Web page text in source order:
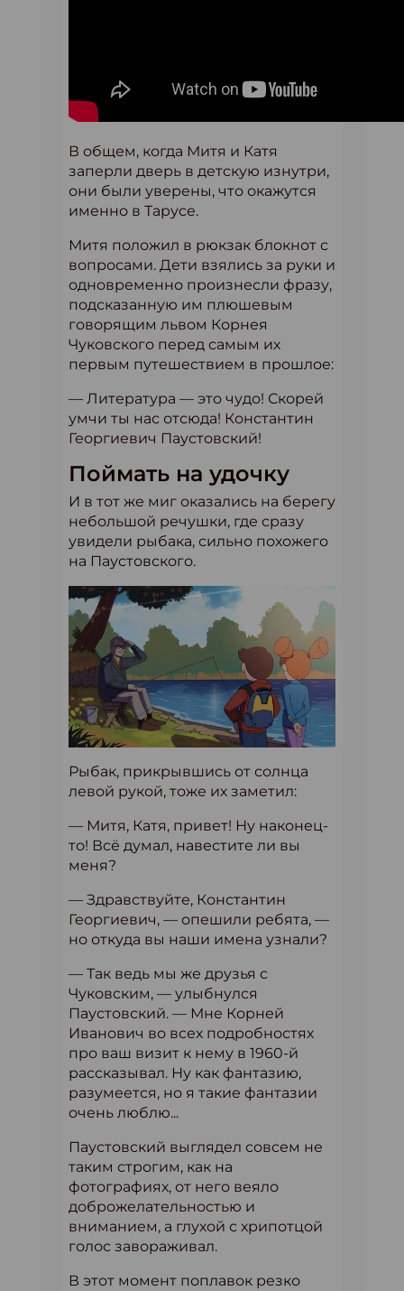
В общем, когда Митя и Катя
заперли дверь в детскую изнутри,
они были уверены, что окажутся
именно в Тарусе.
Митя положил в рюкзак блокнот с
вопросами. Дети взялись за руки и
одновременно произнесли фразу,
подсказанную им плюшевым
говорящим львом Корнея
Чуковского перед самым их
первым путешествием в прошлое:
— Литература — это чудо! Скорей
умчи ты нас отсюда! Константин
Георгиевич Паустовский!
Поймать на удочку
И в тот же миг оказались на берегу
небольшой речушки, где сразу
увидели рыбака, сильно похожего
на Паустовского.
Рыбак, прикрывшись от солнца
левой рукой, тоже их заметил:
— Митя, Катя, привет! Ну наконец-
то! Всё думал, навестите ли вы
меня?
— Здравствуйте, Константин
Георгиевич, — опешили ребята, —
но откуда вы наши имена узнали?
— Так ведь мы же друзья с
Чуковским, — улыбнулся
Паустовский. — Мне Корней
Иванович во всех подробностях
про ваш визит к нему в 1960-й
рассказывал. Ну как фантазию,
разумеется, но я такие фантазии
очень люблю...
Паустовский выглядел совсем не
таким строгим, как на
фотографиях, от него веяло
доброжелательностью и
вниманием, а глухой с хрипотцой
голос завораживал.
В этот момент поплавок резко